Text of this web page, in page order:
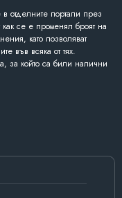
в отделните портали през
се е променял броят на
като позволяват
във всяка от тях.
за който са били налични